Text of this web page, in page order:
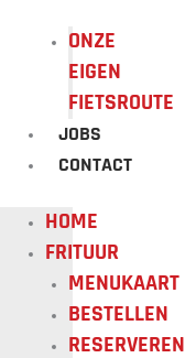
ONZE
EIGEN
FIETSROUTE
JOBS
CONTACT
HOME
FRITUUR
MENUKAART
BESTELLEN
RESERVEREN